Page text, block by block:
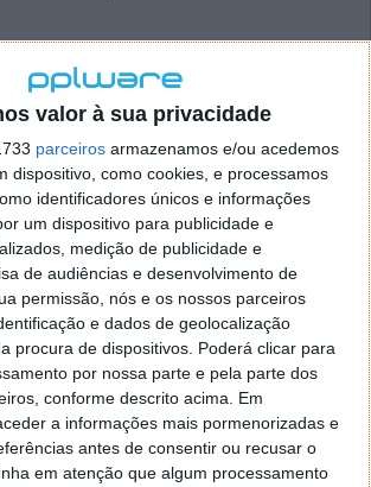
valor à sua privacidade
parceiros armazenamos e/ou acedemos
dispositivo, como cookies, e processamos
identificadores únicos e informações
um dispositivo para publicidade e
medição de publicidade e
de audiências e desenvolvimento de
permissão, nós e os nossos parceiros
e dados de geolocalização
procura de dispositivos. Poderá clicar para
por nossa parte e pela parte dos
conforme descrito acima. Em
a informações mais pormenorizadas e
antes de consentir ou recusar o
em atenção que algum processamento
Este artigo tem mais de um ano
o Pplware no Google Notícias
faça uma sugestão
Autor:Ana Sofia Neto
crime Europol IA